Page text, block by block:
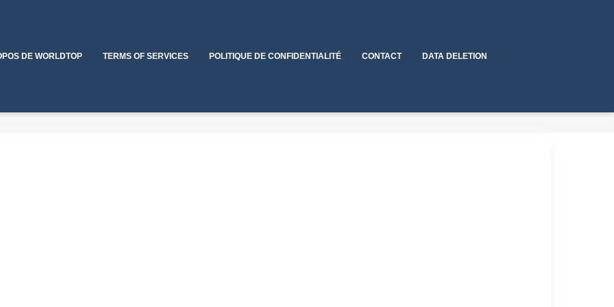
DE WORLDTOP TERMS OF SERVICES POLITIQUE DE CONFIDENTIALITÉ CONTACT DATA DELETION